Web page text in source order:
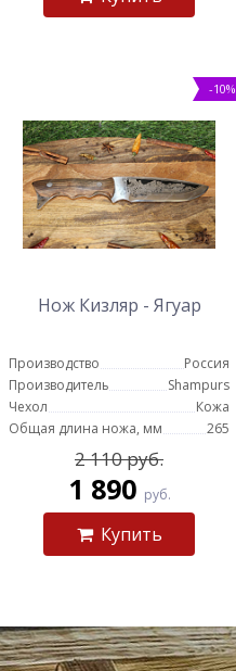
-10%
Нож Кизляр - Ягуар
Производство
Россия
Производитель
Shampurs
Чехол
Кожа
Общая длина ножа, мм
265
2 110 руб.
1 890 руб.
Купить